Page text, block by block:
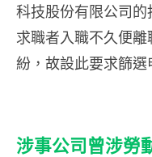
科技股份有限公司
求職者入職不久便
紛，故設此要求篩選
涉事公司曾涉勞